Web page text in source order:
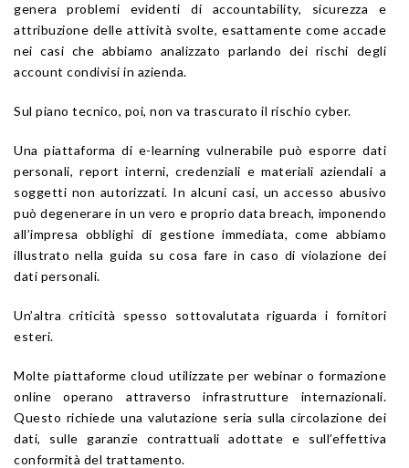
genera problemi evidenti di accountability, sicurezza e
attribuzione delle attività svolte, esattamente come accade
nei casi che abbiamo analizzato parlando dei rischi degli
account condivisi in azienda.
Sul piano tecnico, poi, non va trascurato il rischio cyber.
Una piattaforma di e-learning vulnerabile può esporre dati
personali, report interni, credenziali e materiali aziendali a
soggetti non autorizzati. In alcuni casi, un accesso abusivo
può degenerare in un vero e proprio data breach, imponendo
all’impresa obblighi di gestione immediata, come abbiamo
illustrato nella guida su cosa fare in caso di violazione dei
dati personali.
Un’altra criticità spesso sottovalutata riguarda i fornitori
esteri.
Molte piattaforme cloud utilizzate per webinar o formazione
online operano attraverso infrastrutture internazionali.
Questo richiede una valutazione seria sulla circolazione dei
dati, sulle garanzie contrattuali adottate e sull’effettiva
conformità del trattamento.